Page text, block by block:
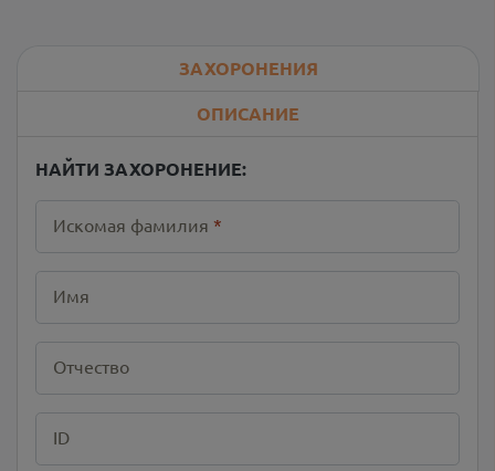
ЗАХОРОНЕНИЯ
ОПИСАНИЕ
НАЙТИ ЗАХОРОНЕНИЕ:
Искомая фамилия *
Имя
Отчество
ID